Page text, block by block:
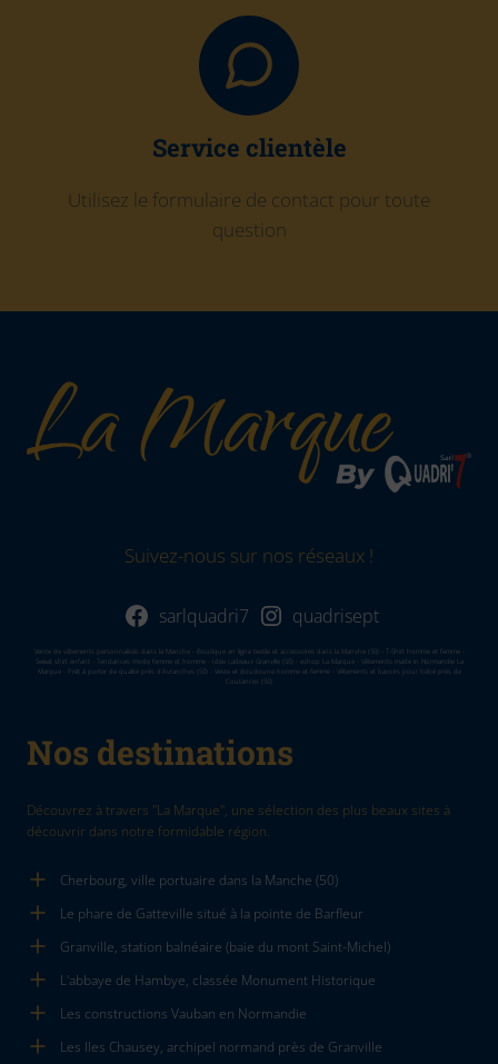
Service clientèle
Utilisez le formulaire de contact pour toute
question
Suivez-nous sur nos réseaux !
sarlquadri7 quadrisept
Vente de vêtements personnalisés dans la Manche - Boutique en ligne textile et accessoires dans la Manvhe (50) - T-Shirt homme et femme -
Sweat shirt enfant - Tendances mode femme et homme - Idée cadeaux Granville (50) - eshop La Marque - Vêtements made in Normandie La
Marque - Prêt à porter de qualité près d'Avranches (50) - Veste et doudoune homme et femme - Vêtements et bavoirs pour bébé près de
Coutances (50)
Nos destinations
Découvrez à travers "La Marque", une sélection des plus beaux sites à
découvrir dans notre formidable région.
Cherbourg, ville portuaire dans la Manche (50)
Le phare de Gatteville situé à la pointe de Barfleur
Granville, station balnéaire (baie du mont Saint-Michel)
L'abbaye de Hambye, classée Monument Historique
Les constructions Vauban en Normandie
Les Iles Chausey, archipel normand près de Granville